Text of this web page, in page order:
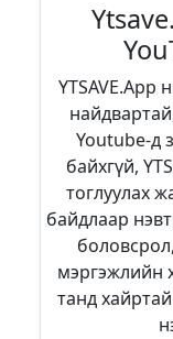
YTSAVE.App
Youtube-д
байхгүй,
тоглуулах
байдлаар
мэргэжлийн
танд